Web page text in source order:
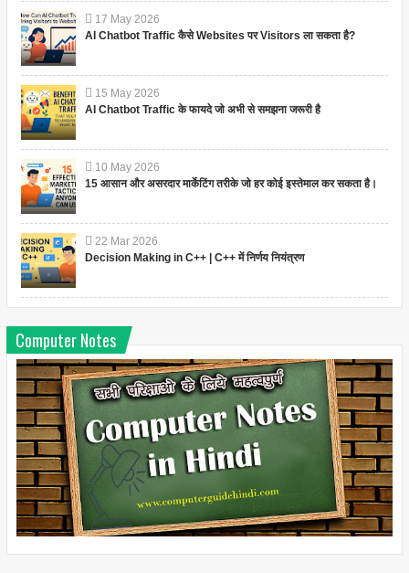
17 May 2026
AI Chatbot Traffic कैसे Websites पर Visitors ला सकता है?
15 May 2026
AI Chatbot Traffic के फायदे जो अभी से समझना जरूरी है
10 May 2026
15 आसान और असरदार मार्केटिंग तरीके जो हर कोई इस्तेमाल कर सकता है।
22 Mar 2026
Decision Making in C++ | C++ में निर्णय नियंत्रण
Computer Notes